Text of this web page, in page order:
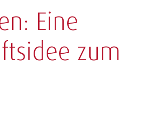
Eine
zum